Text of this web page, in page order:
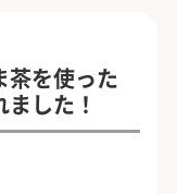
茶を使った
した！